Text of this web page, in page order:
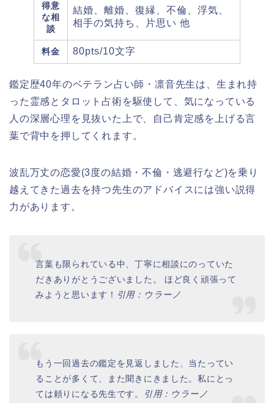
得意
な相
談
結婚、離婚、復縁、不倫、浮気、
相手の気持ち、片思い 他
料金 80pts/10文字
鑑定歴40年のベテラン占い師・凛音先生は、生まれ持
った霊感とタロット占術を駆使して、気になっている
人の深層心理を見抜いた上で、自己肯定感を上げる言
葉で背中を押してくれます。
波乱万丈の恋愛(3度の結婚・不倫・逃避行など)を乗り
越えてきた過去を持つ先生のアドバイスには強い説得
力があります。
言葉も限られている中、丁寧に相談にのっていた
だきありがとうございました。 ほど良く頑張って
みようと思います！ 引用：ウラーノ
もう一回過去の鑑定を見返しました、当たってい
ることが多くて、また聞きにきました。私にとっ
ては頼りになる先生です。
引用：ウラーノ